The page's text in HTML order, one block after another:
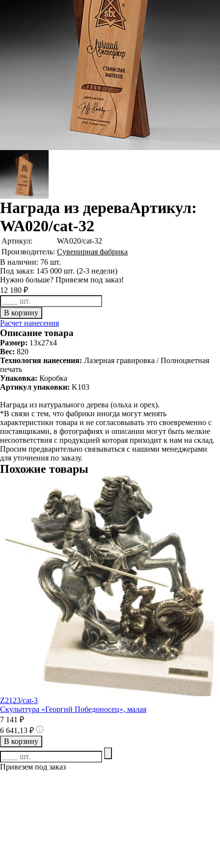
Награда из дереваАртикул:
WA020/cat-32
Артикул:
WA020/cat-32
Производитель: Сувенирная фабрика
В наличии: 76 шт.
Под заказ: 145 000 шт. (2-3 недели)
Нужно больше? Привезем под заказ!
12 180 ₽
Расчет нанесения
Описание товара
Размер: 13х27х4
Вес: 820
Технология нанесения: Лазерная гравировка / Полноцветная
печать
Упаковка: Коробка
Артикул упаковки: K103
Награда из натурального дерева (ольха и орех).
*В связи с тем, что фабрики иногда могут менять
характеристики товара и не согласовывать это своевременно с
поставщиками, в фотографиях и описании могут быть мелкие
несоответствия с продукцией которая приходит к нам на склад.
Просим предварительно связываться с нашими менеджерами
для уточнения по заказу.
Похожие товары
Z2123/cat-3
Скульптура «Георгий Победоносец», малая
7 141 ₽
6 641,13 ₽
В корзину
Привезем под заказ